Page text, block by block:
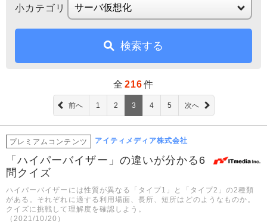
小カテゴリ
検索する
全 216件
前へ 1 2 3 4 5 次へ
プレミアムコンテンツ アイティメディア株式会社
「ハイパーバイザー」の違いが分かる6
問クイズ
ハイパーバイザーには性質が異なる「タイプ1」と「タイプ2」の2種類
がある。それぞれに適する利用場面、長所、短所はどのようなものか。
クイズに挑戦して理解度を確認しよう。
（2021/10/20）